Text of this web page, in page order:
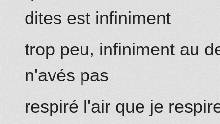
dites est infiniment
trop peu, infiniment au
n'avés pas
respiré l'air que je